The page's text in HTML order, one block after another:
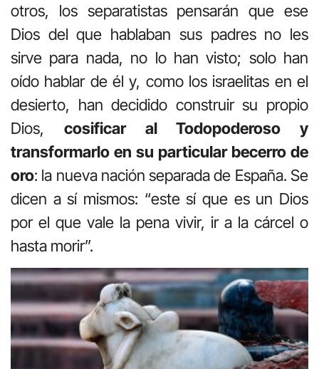
otros, los separatistas pensarán que ese
Dios del que hablaban sus padres no les
sirve para nada, no lo han visto; solo han
oído hablar de él y, como los israelitas en el
desierto, han decidido construir su propio
Dios, cosificar al Todopoderoso y
transformarlo en su particular becerro de
oro: la nueva nación separada de España. Se
dicen a sí mismos: “este sí que es un Dios
por el que vale la pena vivir, ir a la cárcel o
hasta morir”.